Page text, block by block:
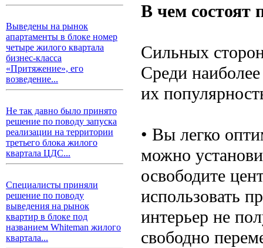
Выведены на рынок
апартаменты в блоке номер
четыре жилого квартала
бизнес-класса
«Притяжение», его
возведение...
Не так давно было принято
решение по поводу запуска
реализации на территории
третьего блока жилого
квартала ЦДС...
Специалисты приняли
решение по поводу
выведения на рынок
квартир в блоке под
названием Whiteman жилого
квартала...
В чем состоят
Сильных
Среди
их
• Вы легко
можно
освободите
использовать
интерьер не
свободно